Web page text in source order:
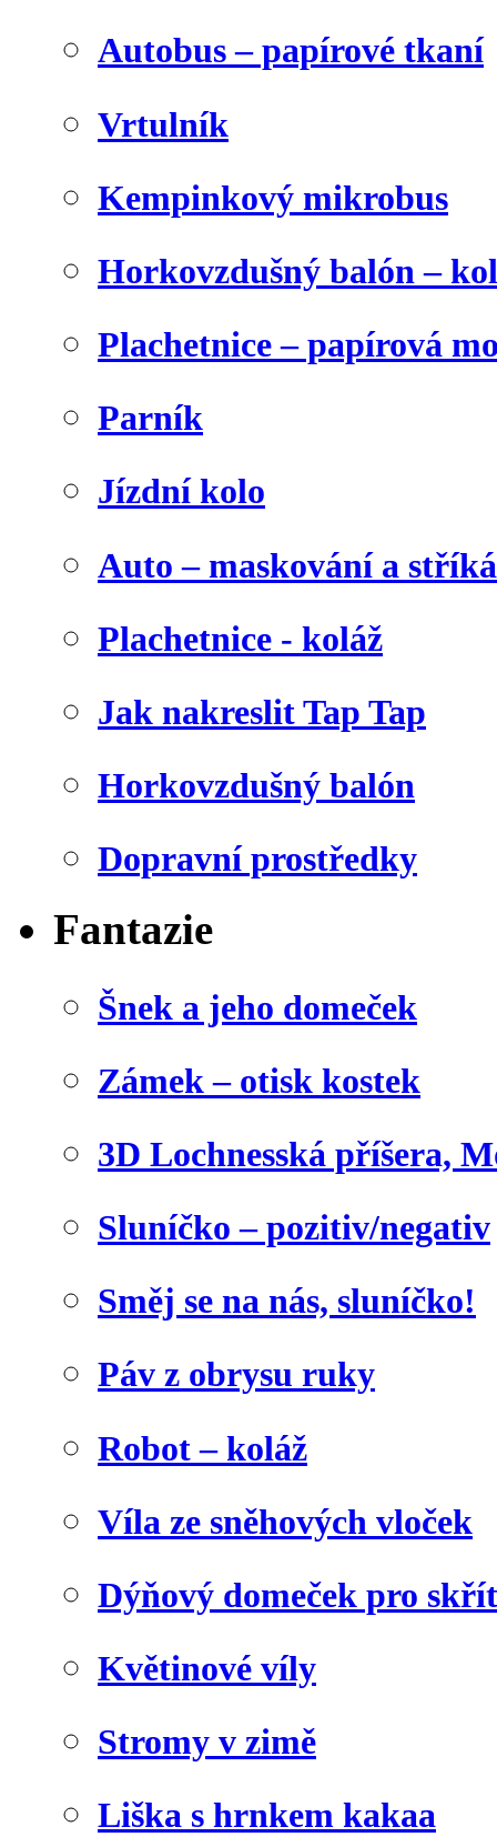
Autobus – papírové tkaní
Vrtulník
Kempinkový mikrobus
Horkovzdušný balón –
Plachetnice – papírová
Parník
Jízdní kolo
Auto – maskování a
Plachetnice - koláž
Jak nakreslit Tap Tap
Horkovzdušný balón
Dopravní prostředky
Fantazie
Šnek a jeho domeček
Zámek – otisk kostek
3D Lochnesská příšera,
Sluníčko – pozitiv/negativ
Směj se na nás, sluníčko!
Páv z obrysu ruky
Robot – koláž
Víla ze sněhových vloček
Dýňový domeček pro
Květinové víly
Stromy v zimě
Liška s hrnkem kakaa